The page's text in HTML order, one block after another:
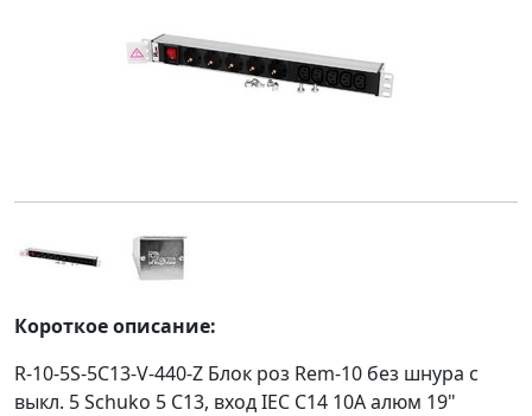
Короткое описание:
R-10-5S-5C13-V-440-Z Блок роз Rem-10 без шнура с
выкл. 5 Sсhuko 5 C13, вход IEC С14 10А алюм 19"